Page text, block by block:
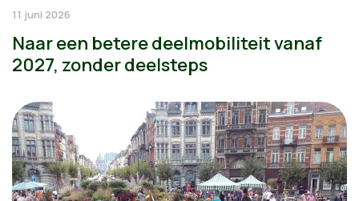
11 juni 2026
Naar een betere deelmobiliteit vanaf
2027, zonder deelsteps